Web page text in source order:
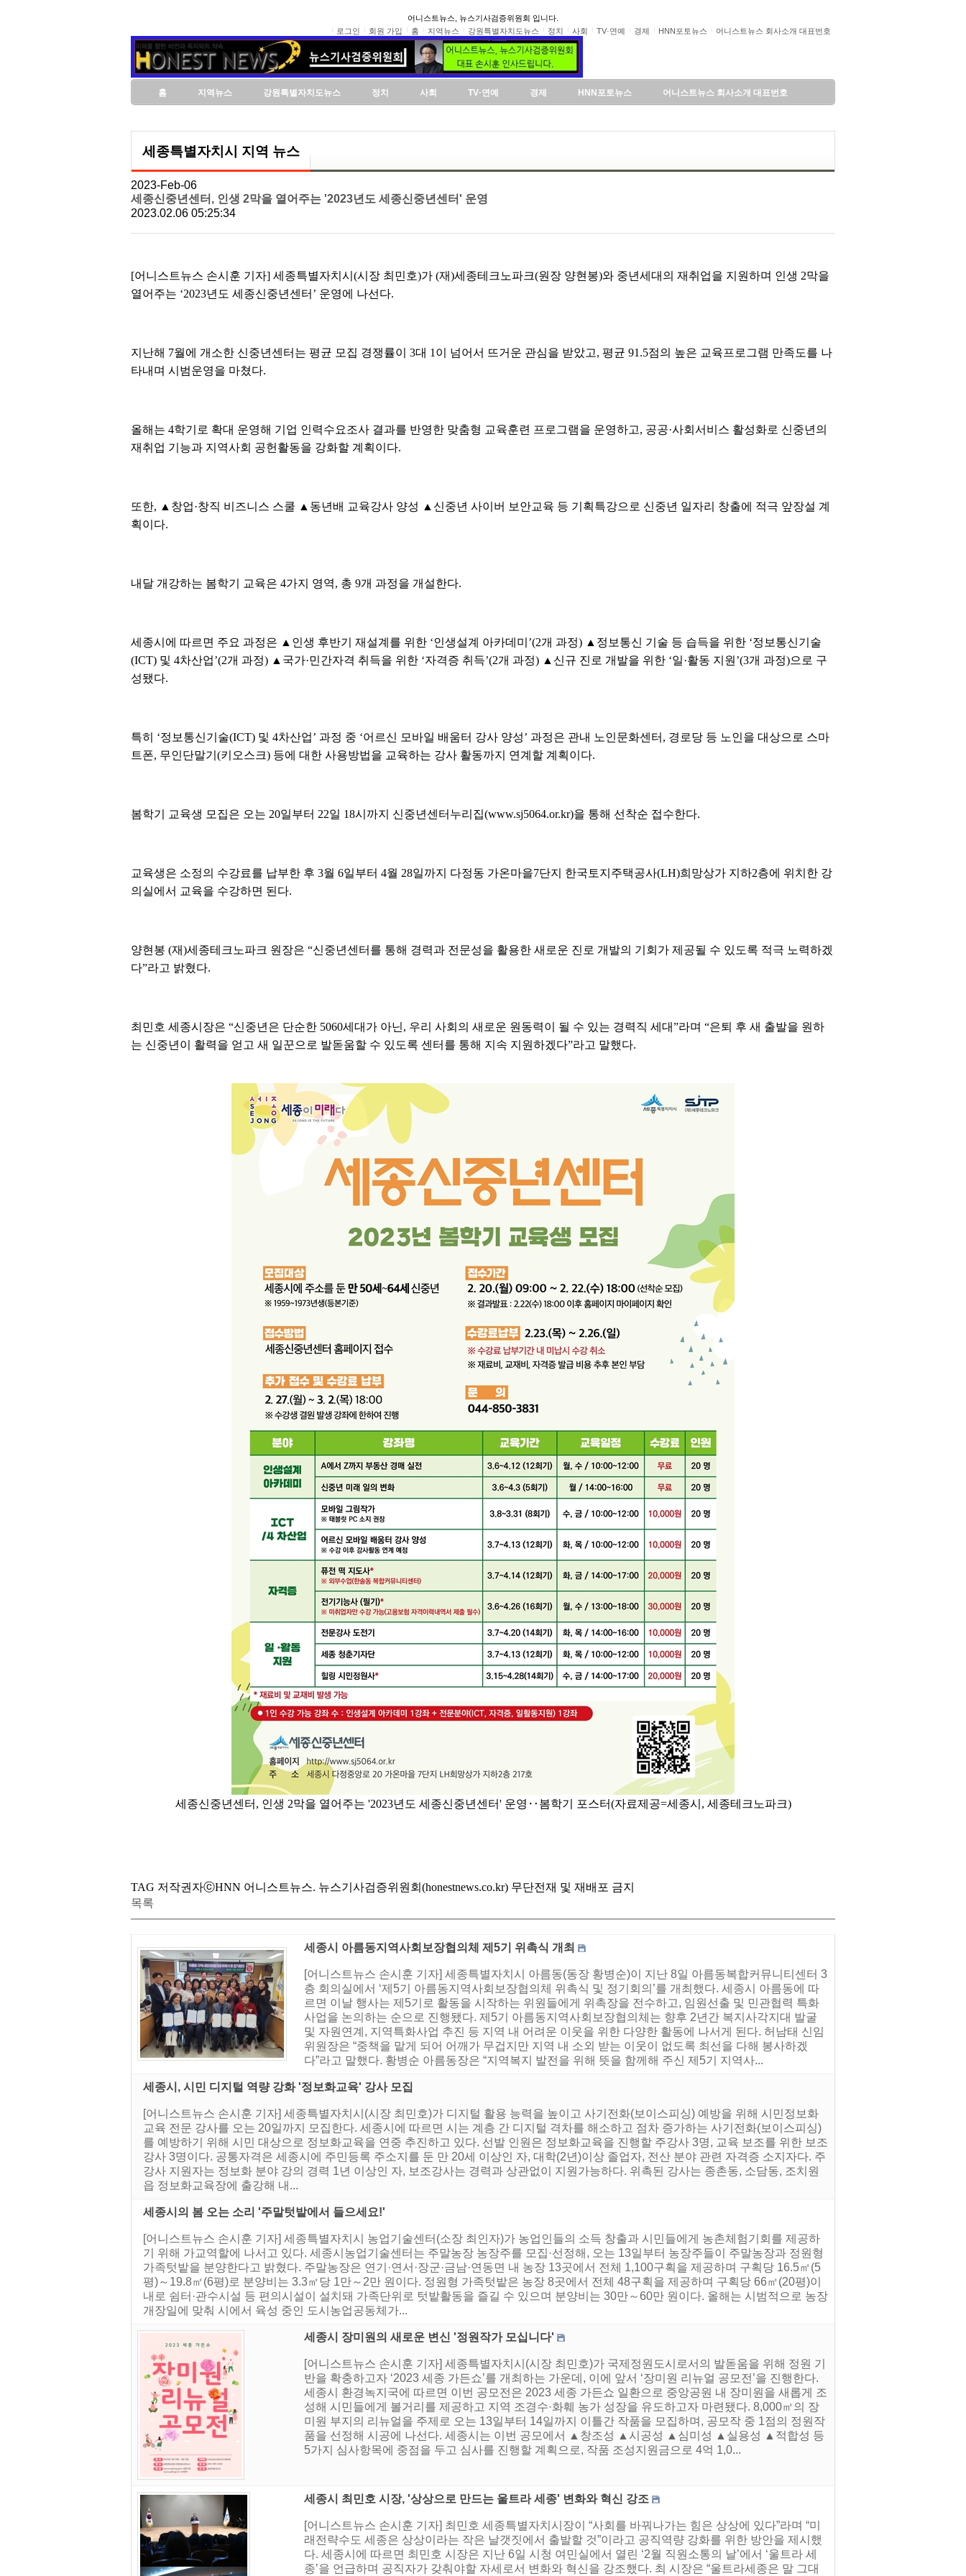
어니스트뉴스, 뉴스기사검증위원회 입니다.
로그인
회원 가입 홈 지역뉴스 강원특별자치도뉴스 정치 사회 TV·연예 경제 HNN포토뉴스 어니스트뉴스 회사소개 대표번호
홈 지역뉴스 강원특별자치도뉴스 정치 사회 TV·연예 경제 HNN포토뉴스 어니스트뉴스 회사소개 대표번호
세종특별자치시 지역 뉴스
2023-Feb-06
세종신중년센터, 인생 2막을 열어주는 '2023년도 세종신중년센터' 운영
2023.02.06 05:25:34
[어니스트뉴스 손시훈 기자] 세종특별자치시(시장 최민호)가 (재)세종테크노파크(원장 양현봉)와 중년세대의 재취업을 지원하며 인생 2막을
열어주는 ‘2023년도 세종신중년센터’ 운영에 나선다.
지난해 7월에 개소한 신중년센터는 평균 모집 경쟁률이 3대 1이 넘어서 뜨거운 관심을 받았고, 평균 91.5점의 높은 교육프로그램 만족도를 나
타내며 시범운영을 마쳤다.
올해는 4학기로 확대 운영해 기업 인력수요조사 결과를 반영한 맞춤형 교육훈련 프로그램을 운영하고, 공공·사회서비스 활성화로 신중년의
재취업 기능과 지역사회 공헌활동을 강화할 계획이다.
또한, ▲창업·창직 비즈니스 스쿨 ▲동년배 교육강사 양성 ▲신중년 사이버 보안교육 등 기획특강으로 신중년 일자리 창출에 적극 앞장설 계
획이다.
내달 개강하는 봄학기 교육은 4가지 영역, 총 9개 과정을 개설한다.
세종시에 따르면 주요 과정은 ▲인생 후반기 재설계를 위한 ‘인생설계 아카데미’(2개 과정) ▲정보통신 기술 등 습득을 위한 ‘정보통신기술
(ICT) 및 4차산업’(2개 과정) ▲국가·민간자격 취득을 위한 ‘자격증 취득’(2개 과정) ▲신규 진로 개발을 위한 ‘일·활동 지원’(3개 과정)으로 구
성됐다.
특히 ‘정보통신기술(ICT) 및 4차산업’ 과정 중 ‘어르신 모바일 배움터 강사 양성’ 과정은 관내 노인문화센터, 경로당 등 노인을 대상으로 스마
트폰, 무인단말기(키오스크) 등에 대한 사용방법을 교육하는 강사 활동까지 연계할 계획이다.
봄학기 교육생 모집은 오는 20일부터 22일 18시까지 신중년센터누리집(www.sj5064.or.kr)을 통해 선착순 접수한다.
교육생은 소정의 수강료를 납부한 후 3월 6일부터 4월 28일까지 다정동 가온마을7단지 한국토지주택공사(LH)희망상가 지하2층에 위치한 강
의실에서 교육을 수강하면 된다.
양현봉 (재)세종테크노파크 원장은 “신중년센터를 통해 경력과 전문성을 활용한 새로운 진로 개발의 기회가 제공될 수 있도록 적극 노력하겠
다”라고 밝혔다.
최민호 세종시장은 “신중년은 단순한 5060세대가 아닌, 우리 사회의 새로운 원동력이 될 수 있는 경력직 세대”라며 “은퇴 후 새 출발을 원하
는 신중년이 활력을 얻고 새 일꾼으로 발돋움할 수 있도록 센터를 통해 지속 지원하겠다”라고 말했다.
세종신중년센터, 인생 2막을 열어주는 '2023년도 세종신중년센터' 운영‥봄학기 포스터(자료제공=세종시, 세종테크노파크)
TAG 저작권자ⓒHNN 어니스트뉴스. 뉴스기사검증위원회(honestnews.co.kr) 무단전재 및 재배포 금지
목록
세종시 아름동지역사회보장협의체 제5기 위촉식 개최
[어니스트뉴스 손시훈 기자] 세종특별자치시 아름동(동장 황병순)이 지난 8일 아름동복합커뮤니티센터 3
층 회의실에서 ‘제5기 아름동지역사회보장협의체 위촉식 및 정기회의’를 개최했다. 세종시 아름동에 따
르면 이날 행사는 제5기로 활동을 시작하는 위원들에게 위촉장을 전수하고, 임원선출 및 민관협력 특화
사업을 논의하는 순으로 진행됐다. 제5기 아름동지역사회보장협의체는 향후 2년간 복지사각지대 발굴
및 자원연계, 지역특화사업 추진 등 지역 내 어려운 이웃을 위한 다양한 활동에 나서게 된다. 허남태 신임
위원장은 “중책을 맡게 되어 어깨가 무겁지만 지역 내 소외 받는 이웃이 없도록 최선을 다해 봉사하겠
다”라고 말했다. 황병순 아름동장은 “지역복지 발전을 위해 뜻을 함께해 주신 제5기 지역사...
세종시, 시민 디지털 역량 강화 '정보화교육' 강사 모집
[어니스트뉴스 손시훈 기자] 세종특별자치시(시장 최민호)가 디지털 활용 능력을 높이고 사기전화(보이스피싱) 예방을 위해 시민정보화
교육 전문 강사를 오는 20일까지 모집한다. 세종시에 따르면 시는 계층 간 디지털 격차를 해소하고 점차 증가하는 사기전화(보이스피싱)
를 예방하기 위해 시민 대상으로 정보화교육을 연중 추진하고 있다. 선발 인원은 정보화교육을 진행할 주강사 3명, 교육 보조를 위한 보조
강사 3명이다. 공통자격은 세종시에 주민등록 주소지를 둔 만 20세 이상인 자, 대학(2년)이상 졸업자, 전산 분야 관련 자격증 소지자다. 주
강사 지원자는 정보화 분야 강의 경력 1년 이상인 자, 보조강사는 경력과 상관없이 지원가능하다. 위촉된 강사는 종촌동, 소담동, 조치원
읍 정보화교육장에 출강해 내...
세종시의 봄 오는 소리 '주말텃밭에서 들으세요!'
[어니스트뉴스 손시훈 기자] 세종특별자치시 농업기술센터(소장 최인자)가 농업인들의 소득 창출과 시민들에게 농촌체험기회를 제공하
기 위해 가교역할에 나서고 있다. 세종시농업기술센터는 주말농장 농장주를 모집·선정해, 오는 13일부터 농장주들이 주말농장과 정원형
가족텃밭을 분양한다고 밝혔다. 주말농장은 연기·연서·장군·금남·연동면 내 농장 13곳에서 전체 1,100구획을 제공하며 구획당 16.5㎡(5
평)～19.8㎡(6평)로 분양비는 3.3㎡당 1만～2만 원이다. 정원형 가족텃밭은 농장 8곳에서 전체 48구획을 제공하며 구획당 66㎡(20평)이
내로 쉼터·관수시설 등 편의시설이 설치돼 가족단위로 텃밭활동을 즐길 수 있으며 분양비는 30만～60만 원이다. 올해는 시범적으로 농장
개장일에 맞춰 시에서 육성 중인 도시농업공동체가...
세종시 장미원의 새로운 변신 '정원작가 모십니다'
[어니스트뉴스 손시훈 기자] 세종특별자치시(시장 최민호)가 국제정원도시로서의 발돋움을 위해 정원 기
반을 확충하고자 ‘2023 세종 가든쇼’를 개최하는 가운데, 이에 앞서 ‘장미원 리뉴얼 공모전’을 진행한다.
세종시 환경녹지국에 따르면 이번 공모전은 2023 세종 가든쇼 일환으로 중앙공원 내 장미원을 새롭게 조
성해 시민들에게 볼거리를 제공하고 지역 조경수·화훼 농가 성장을 유도하고자 마련됐다. 8,000㎡의 장
미원 부지의 리뉴얼을 주제로 오는 13일부터 14일까지 이틀간 작품을 모집하며, 공모작 중 1점의 정원작
품을 선정해 시공에 나선다. 세종시는 이번 공모에서 ▲창조성 ▲시공성 ▲심미성 ▲실용성 ▲적합성 등
5가지 심사항목에 중점을 두고 심사를 진행할 계획으로, 작품 조성지원금으로 4억 1,0...
세종시 최민호 시장, '상상으로 만드는 울트라 세종' 변화와 혁신 강조
[어니스트뉴스 손시훈 기자] 최민호 세종특별자치시장이 “사회를 바꿔나가는 힘은 상상에 있다”라며 “미
래전략수도 세종은 상상이라는 작은 날갯짓에서 출발할 것”이라고 공직역량 강화를 위한 방안을 제시했
다. 세종시에 따르면 최민호 시장은 지난 6일 시청 여민실에서 열린 ‘2월 직원소통의 날’에서 ‘울트라 세
종’을 언급하며 공직자가 갖춰야할 자세로서 변화와 혁신을 강조했다. 최 시장은 “울트라세종은 말 그대